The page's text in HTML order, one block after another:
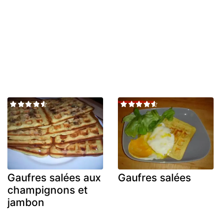
Gaufres salées aux
champignons et
jambon
Gaufres salées